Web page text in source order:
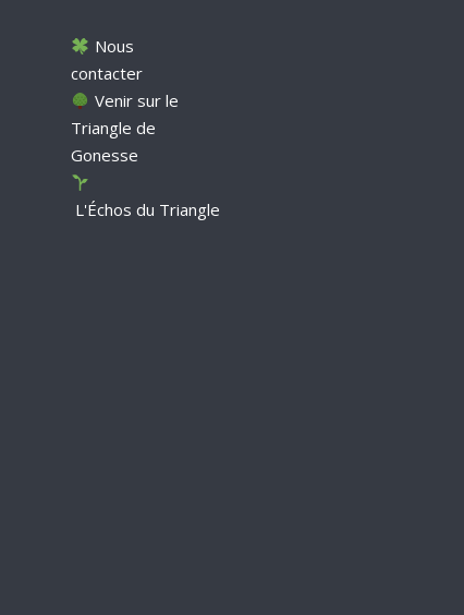
Nous
contacter
Venir sur le
Triangle de
Gonesse
L'Échos du Triangle